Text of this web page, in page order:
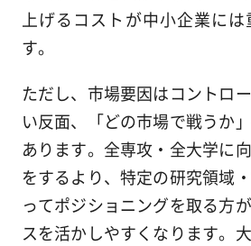
上げるコストが中小企業に
す。
ただし、市場要因はコントロ
い反面、「どの市場で戦うか
あります。全専攻・全大学に
をするより、特定の研究領域
ってポジショニングを取る方
スを活かしやすくなります。